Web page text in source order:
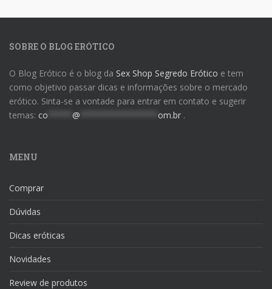
SOBRE O BLOG ERÓTICO
O Blog Erótico é o blog da Sex Shop Segredo Erótico e tem
como objetivo passar dicas e informações sobre o mercado
erótico. Sinta-se a vontade para entrar em contato e sugerir
temas: co @ om.br .
MENU
Comprar
Dúvidas
Dicas eróticas
Novidades
Review de produtos